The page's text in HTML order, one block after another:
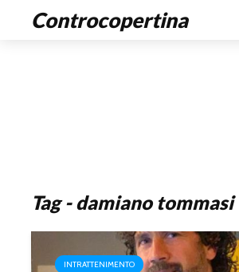
Controcopertina
Tag - damiano tommasi
INTRATTENIMENTO